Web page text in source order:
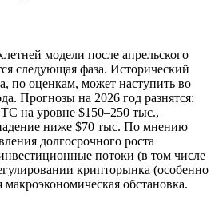
модели после апрельского
следующая фаза. Исторический
по оценкам, может наступить во
Прогнозы на 2026 год разнятся:
на уровне $150–250 тыс.,
ниже $70 тыс. По мнению
долгосрочного роста
потоки (в том числе
крипторынка (особенно
обстановка.